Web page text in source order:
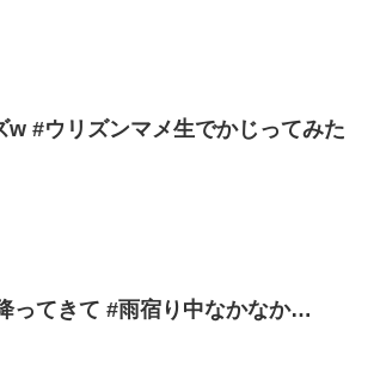
#ウリズンマメ生でかじってみた
ってきて #雨宿り中なかなか…